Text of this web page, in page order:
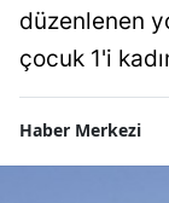
düzenlenen
çocuk 1'i
Haber Merkezi